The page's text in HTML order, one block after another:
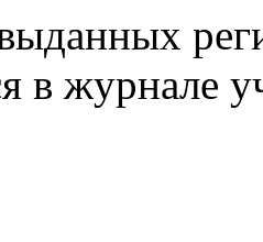
в журнале